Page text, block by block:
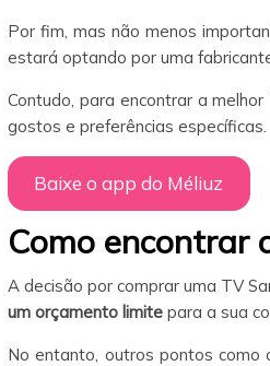
Por fim, mas não menos
estará optando por uma
Contudo, para encontrar a
gostos e preferências específicas.
Baixe o app do Méliuz
Como encontrar
A decisão por comprar uma TV
um orçamento limite para a sua
No entanto, outros pontos como